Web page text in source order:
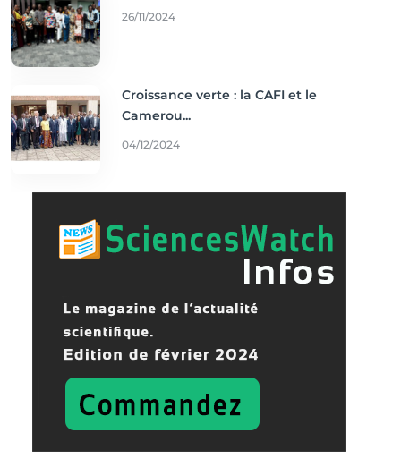
26/11/2024
Croissance verte : la CAFI et le
Camerou...
04/12/2024